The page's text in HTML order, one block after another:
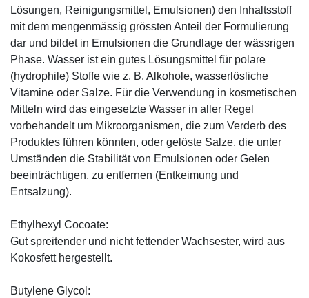
Lösungen, Reinigungsmittel, Emulsionen) den Inhaltsstoff
mit dem mengenmässig grössten Anteil der Formulierung
dar und bildet in Emulsionen die Grundlage der wässrigen
Phase. Wasser ist ein gutes Lösungsmittel für polare
(hydrophile) Stoffe wie z. B. Alkohole, wasserlösliche
Vitamine oder Salze. Für die Verwendung in kosmetischen
Mitteln wird das eingesetzte Wasser in aller Regel
vorbehandelt um Mikroorganismen, die zum Verderb des
Produktes führen könnten, oder gelöste Salze, die unter
Umständen die Stabilität von Emulsionen oder Gelen
beeinträchtigen, zu entfernen (Entkeimung und
Entsalzung).
Ethylhexyl Cocoate:
Gut spreitender und nicht fettender Wachsester, wird aus
Kokosfett hergestellt.
Butylene Glycol: